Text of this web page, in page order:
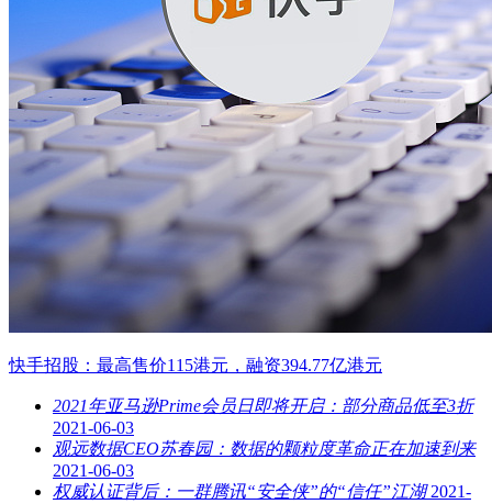
快手招股：最高售价115港元，融资394.77亿港元
2021年亚马逊Prime会员日即将开启：部分商品低至3折
2021-06-03
观远数据CEO苏春园：数据的颗粒度革命正在加速到来
2021-06-03
权威认证背后：一群腾讯“安全侠”的“信任”江湖 2021-